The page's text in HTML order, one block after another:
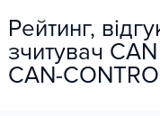
Рейтинг,
зчитувач
CAN-